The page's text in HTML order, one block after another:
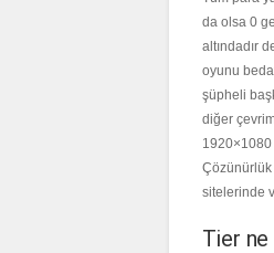
da olsa 0
altındadır
oyunu
şüpheli
diğer
1920×1080
Çözünürlük
sitelerinde
Tier